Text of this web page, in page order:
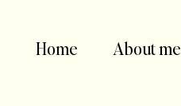
Home About me